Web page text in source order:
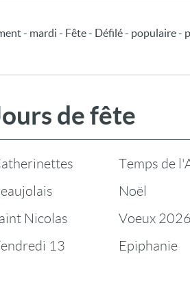
- mardi - Fête - Défilé - populaire -
de fête
Nicolas
13
Temps de
Noël
Voeux 2026
Epiphanie